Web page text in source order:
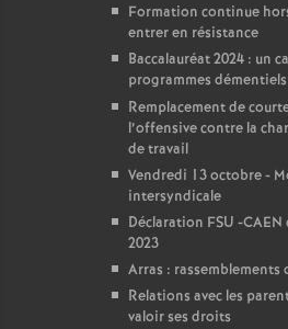
Formation continue
entrer en résistance
Baccalauréat 2024 : un
programmes démentiels
Remplacement de
l’offensive contre la
de travail
Vendredi 13 octobre -
intersyndicale
Déclaration FSU -
2023
Arras : rassemblements
Relations avec les
valoir ses droits